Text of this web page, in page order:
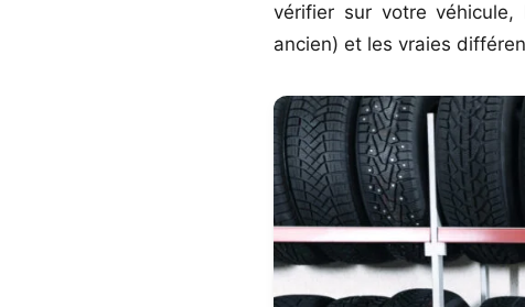
vérifier sur votre véhicule,
ancien) et les vraies